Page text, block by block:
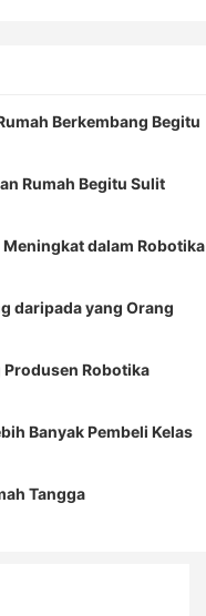
Berkembang Begitu
Rumah Begitu Sulit
dalam Robotika
daripada yang Orang
Robotika
Banyak Pembeli Kelas
Tangga